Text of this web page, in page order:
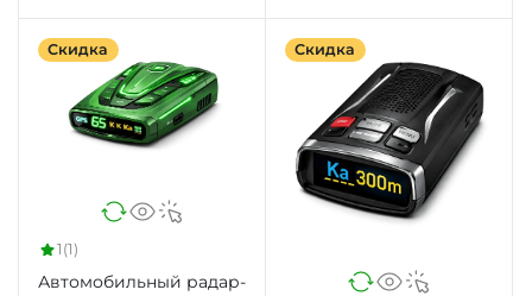
Скидка
1 (1)
Автомобильный радар-
Скидка